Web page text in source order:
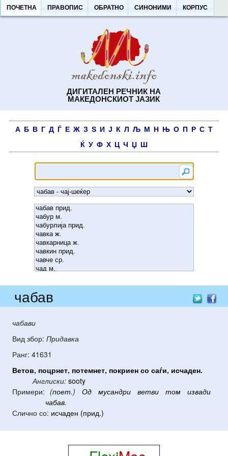
ДИГИТАЛЕН РЕЧНИК НА
МАКЕДОНСКИОТ ЈАЗИК
ПОЧЕТНА ПРАВОПИС ОБРАТНО СИНОНИМИ КОРПУС
А Б В Г Д Ѓ Е Ж З Ѕ И Ј К Л Љ М Н Њ О П Р С Т
Ќ У Ф Х Ц Ч Џ Ш
чабав
чабави
Вид збор: Придавка
Ранг: 41631
Ветов, поцрнет, потемнет, покриен со саѓи, исчаден.
Англиски: sooty
Примери: (поет.) Од мусандри ветви том
извади
чабав.
Слично со: исчаден (прид.)